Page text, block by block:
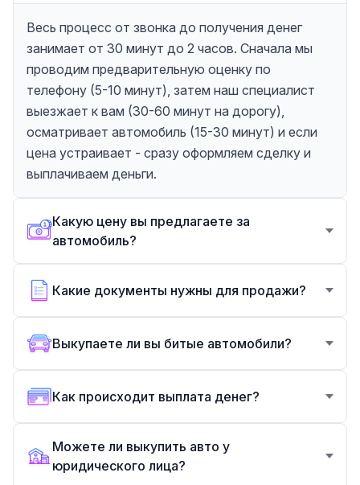
Весь процесс от звонка до получения денег
занимает от 30 минут до 2 часов. Сначала мы
проводим предварительную оценку по
телефону (5-10 минут), затем наш специалист
выезжает к вам (30-60 минут на дорогу),
осматривает автомобиль (15-30 минут) и если
цена устраивает - сразу оформляем сделку и
выплачиваем деньги.
Какую цену вы предлагаете за
автомобиль?
Какие документы нужны для продажи?
Выкупаете ли вы битые автомобили?
Как происходит выплата денег?
Можете ли выкупить авто у
юридического лица?